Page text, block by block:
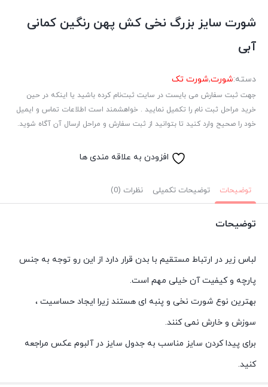
شورت سایز بزرگ نخی کش پهن رنگین کمانی
آبی
دسته:شورت,شورت تک
جهت ثبت سفارش می بایست در سایت ثبت‌نام کرده باشید یا اینکه در حین
خرید مراحل ثبت نام را تکمیل نمایید . خواهشمند است اطلاعات تماس و ایمیل
خود را صحیح وارد کنید تا بتوانید از ثبت سفارش و مراحل ارسال آن آگاه شوید.
افزودن به علاقه مندی ها
توضیحات توضیحات تکمیلی نظرات (0)
توضیحات
لباس زیر در ارتباط مستقیم با بدن قرار دارد از این رو توجه به جنس
پارچه و کیفیت آن خیلی مهم است.
بهترین نوع شورت نخی و پنبه ای هستند زیرا ایجاد حساسیت ،
سوزش و خارش نمی کنند.
برای پیدا کردن سایز مناسب به جدول سایز در آلبوم عکس مراجعه
کنید.